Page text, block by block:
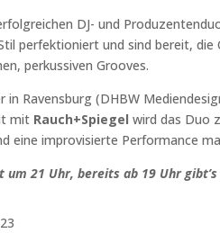
DJ- und
perfektioniert und sind bereit, die
perkussiven Grooves.
in Ravensburg (DHBW
mit Rauch+Spiegel wird das Duo
eine improvisierte Performance
um 21 Uhr, bereits ab 19 Uhr